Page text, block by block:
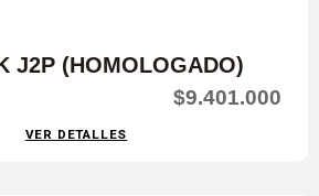
J2P (HOMOLOGADO)
$9.401.000
VER DETALLES